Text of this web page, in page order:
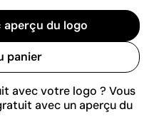
aperçu du logo
panier
avec votre logo ? Vous
avec un aperçu du